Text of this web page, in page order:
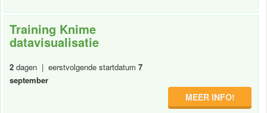
Training Knime
datavisualisatie
2 dagen | eerstvolgende startdatum 7
september
MEER INFO!